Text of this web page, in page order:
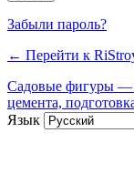
Забыли пароль?
← Перейти к
Садовые фигуры —
цемента,
Язык